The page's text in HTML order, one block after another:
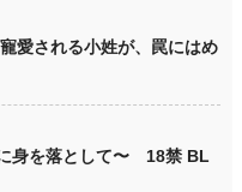
愛される小姓が、罠にはめ
身を落として〜 18禁 BL